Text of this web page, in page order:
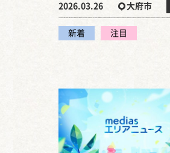
2026.03.26 大府市
新着 注目